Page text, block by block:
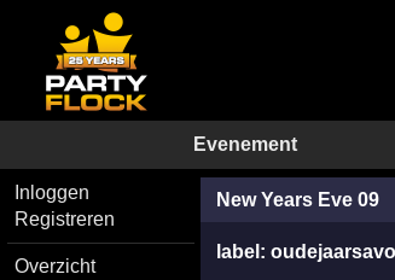
Evenement
Inloggen
Registreren
Overzicht
New Years Eve 09
label: